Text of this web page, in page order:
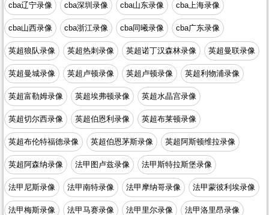
cba辽宁录像 cba深圳录像 cba山东录像 cba上海录像
cba山西录像 cba浙江录像 cba同曦录像 cba广东录像
英超狼队录像 英超热刺录像 英超诺丁汉森林录像 英超曼联录像
英超曼城录像 英超卢顿录像 英超卢顿录像 英超利物浦录像
英超富勒姆录像 英超埃弗顿录像 英超水晶宫录像
英超切尔西录像 英超伯恩利录像 英超布莱顿录像
英超布伦特福德录像 英超伯恩茅斯录像 英超阿斯顿维拉录像
英超阿森纳录像 法甲图卢兹录像 法甲斯特拉斯堡录像
法甲尼斯录像 法甲南特录像 法甲摩纳哥录像 法甲蒙彼利埃录像
法甲梅斯录像 法甲马赛录像 法甲里尔录像 法甲洛里昂录像